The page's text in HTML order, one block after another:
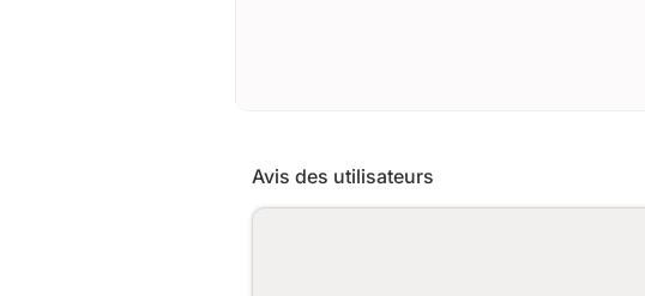
Avis des utilisateurs